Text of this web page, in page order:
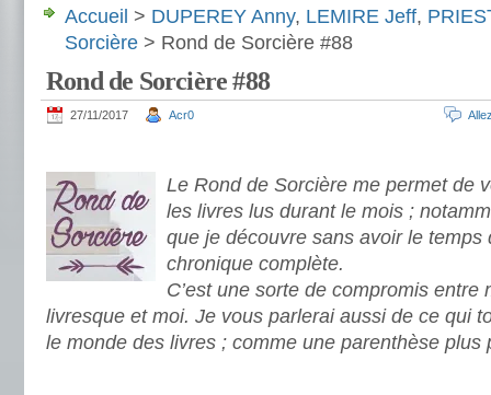
Accueil > DUPEREY Anny, LEMIRE Jeff,
Sorcière > Rond de Sorcière #88
Rond de Sorcière #88
27/11/2017 Acr0
Le Rond de Sorcière me permet de
les livres lus durant le mois ;
que je découvre sans avoir le temps
chronique complète.
C’est une sorte de compromis entre
livresque et moi. Je vous parlerai aussi de ce qui
le monde des livres ; comme une parenthèse plus